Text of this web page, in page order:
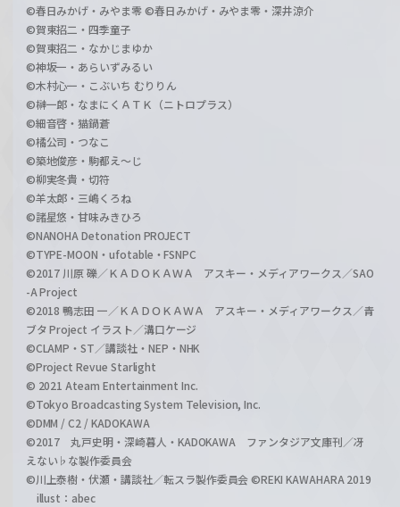
©春日みかげ・みやま零 ©春日みかげ・みやま零・深井涼介
©賀東招二・四季童子
©賀東招二・なかじまゆか
©神坂一・あらいずみるい
©木村心一・こぶいち むりりん
©榊一郎・なまにくＡＴＫ（ニトロプラス）
©細音啓・猫鍋蒼
©橘公司・つなこ
©築地俊彦・駒都え～じ
©柳実冬貴・切符
©羊太郎・三嶋くろね
©諸星悠・甘味みきひろ
©NANOHA Detonation PROJECT
©TYPE-MOON・ufotable・FSNPC
©2017 川原 礫／ＫＡＤＯＫＡＷＡ アスキー・メディアワークス／SAO
-A Project
©2018 鴨志田 一／ＫＡＤＯＫＡＷＡ アスキー・メディアワークス／青
ブタ Project イラスト／溝口ケージ
©CLAMP・ST／講談社・NEP・NHK
©Project Revue Starlight
© 2021 Ateam Entertainment Inc.
©Tokyo Broadcasting System Television, Inc.
©DMM / C2 / KADOKAWA
©2017 丸戸史明・深崎暮人・KADOKAWA ファンタジア文庫刊／冴
えない♭な製作委員会
©川上泰樹・伏瀬・講談社／転スラ製作委員会 ©REKI KAWAHARA 2019
illust：abec